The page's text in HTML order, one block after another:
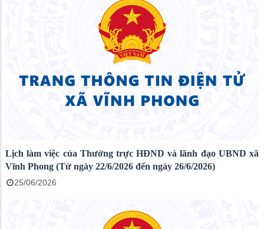
Lịch làm việc của Thường trực HĐND và lãnh đạo UBND xã
Vĩnh Phong (Từ ngày 22/6/2026 đến ngày 26/6/2026)
25/06/2026